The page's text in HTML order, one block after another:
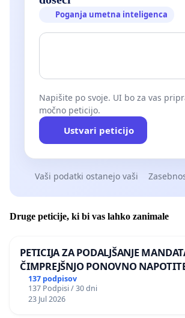
Poganja umetna inteligenca
Napišite po svoje. UI bo za vas
močno peticijo.
Ustvari peticijo
Vaši podatki ostanejo vaši
Druge peticije, ki bi vas lahko zanimale
PETICIJA ZA PODALJŠANJE
ČIMPREJŠNJO PONOVNO
BERNARDA ŠRAJNERJA NA
REPUBLIKE SLOVENIJE V MOSKVI
137 podpisov
137 Podpisi / 30 dni
23 Jul 2026